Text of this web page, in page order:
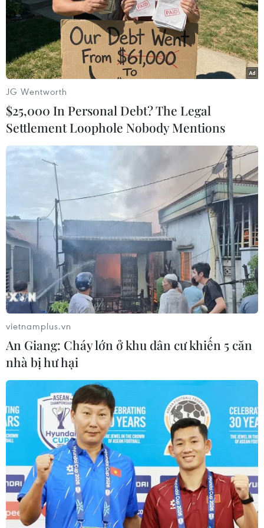
Hoạt động của Thủ tướng Nguyễn
Xuân Phúc tại Singapore
26/04/2018 10:51
Thủ tướng Chính phủ Nguyễn Xuân Phúc và Đoàn Cấp
cao Việt Nam đã tới tham quan, giới thiệu các sản
phẩm mang thương hiệu Việt Nam tại Hội chợ Thực
phẩm và Khách sạn châu Á 2018...
Thủ tướng Nguyễn Xuân Phúc trao đổi với
các nhà khoa học và trí thức
26/04/2018 13:37
Chiều 26/4, Thủ tướng Nguyễn Xuân Phúc đã nghe các
JG Wentworth
$25,000 In Personal Debt? The Legal
Settlement Loophole Nobody Mentions
vietnamplus.vn
An Giang: Cháy lớn ở khu dân cư khiến 5 căn
nhà bị hư hại